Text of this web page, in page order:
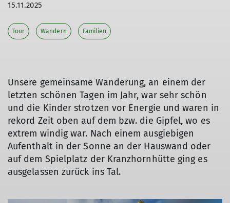
15.11.2025
Tour Wandern Familien
Unsere gemeinsame Wanderung, an einem der
letzten schönen Tagen im Jahr, war sehr schön
und die Kinder strotzen vor Energie und waren in
rekord Zeit oben auf dem bzw. die Gipfel, wo es
extrem windig war. Nach einem ausgiebigen
Aufenthalt in der Sonne an der Hauswand oder
auf dem Spielplatz der Kranzhornhütte ging es
ausgelassen zurück ins Tal.